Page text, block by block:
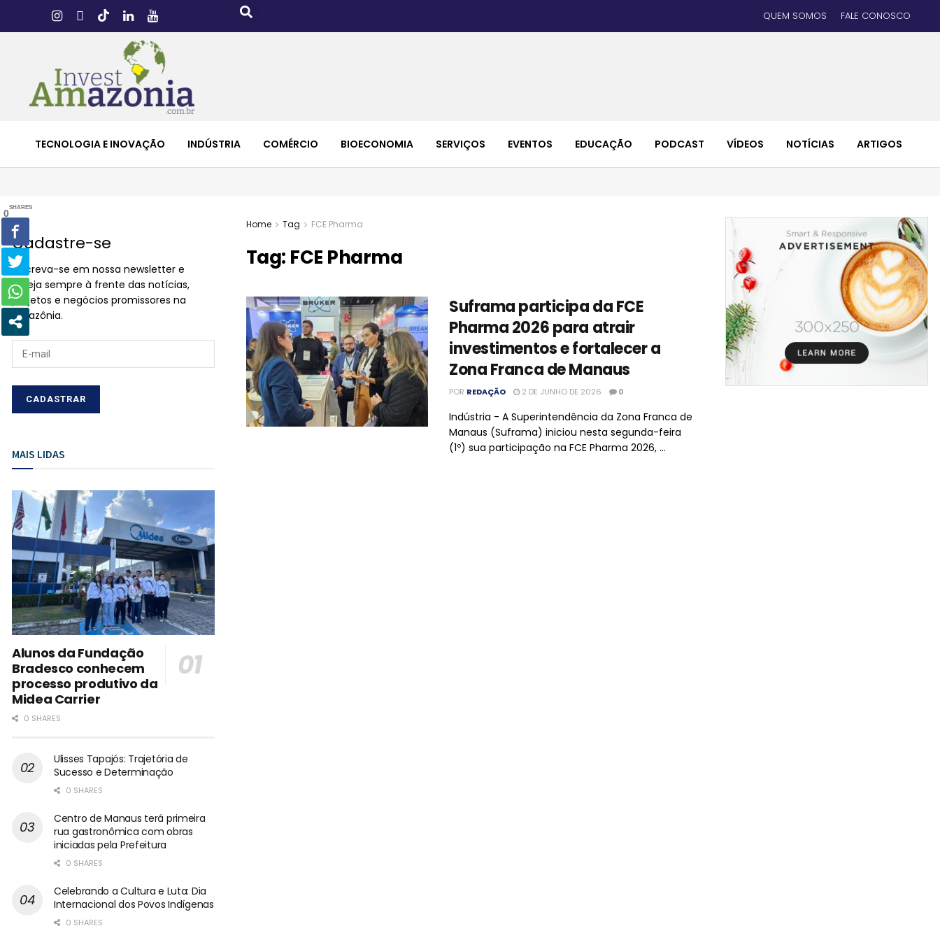
QUEM SOMOS FALE CONOSCO
TECNOLOGIA E INOVAÇÃO INDÚSTRIA COMÉRCIO BIOECONOMIA SERVIÇOS EVENTOS EDUCAÇÃO PODCAST VÍDEOS NOTÍCIAS ARTIGOS
Home Tag FCE Pharma
Tag: FCE Pharma
Suframa participa da FCE
Pharma 2026 para atrair
investimentos e fortalecer a
Zona Franca de Manaus
POR REDAÇÃO 2 DE JUNHO DE 2026 0
Indústria - A Superintendência da Zona Franca de
Manaus (Suframa) iniciou nesta segunda-feira
(1º) sua participação na FCE Pharma 2026, ...
Cadastre-se
Inscreva-se em nossa newsletter e
esteja sempre à frente das notícias,
projetos e negócios promissores na
Amazônia.
MAIS LIDAS
Alunos da Fundação
Bradesco conhecem
processo produtivo da
Midea Carrier
0 SHARES
Ulisses Tapajós: Trajetória de
Sucesso e Determinação
0 SHARES
Centro de Manaus terá primeira
rua gastronômica com obras
iniciadas pela Prefeitura
0 SHARES
Celebrando a Cultura e Luta: Dia
Internacional dos Povos Indígenas
0 SHARES
0
SHARES